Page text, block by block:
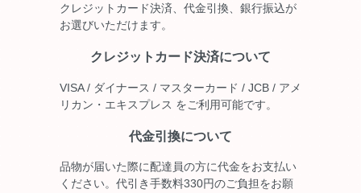
クレジットカード決済、代金引換、銀行振込が
お選びいただけます。
クレジットカード決済について
VISA / ダイナース / マスターカード / JCB / アメ
リカン・エキスプレス をご利用可能です。
代金引換について
品物が届いた際に配達員の方に代金をお支払い
ください。代引き手数料330円のご負担をお願